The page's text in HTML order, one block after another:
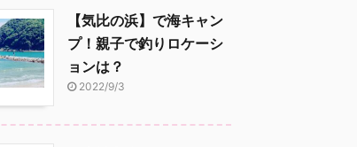
【気比の浜】で海キャン
プ！親子で釣りロケーシ
ョンは？
2022/9/3